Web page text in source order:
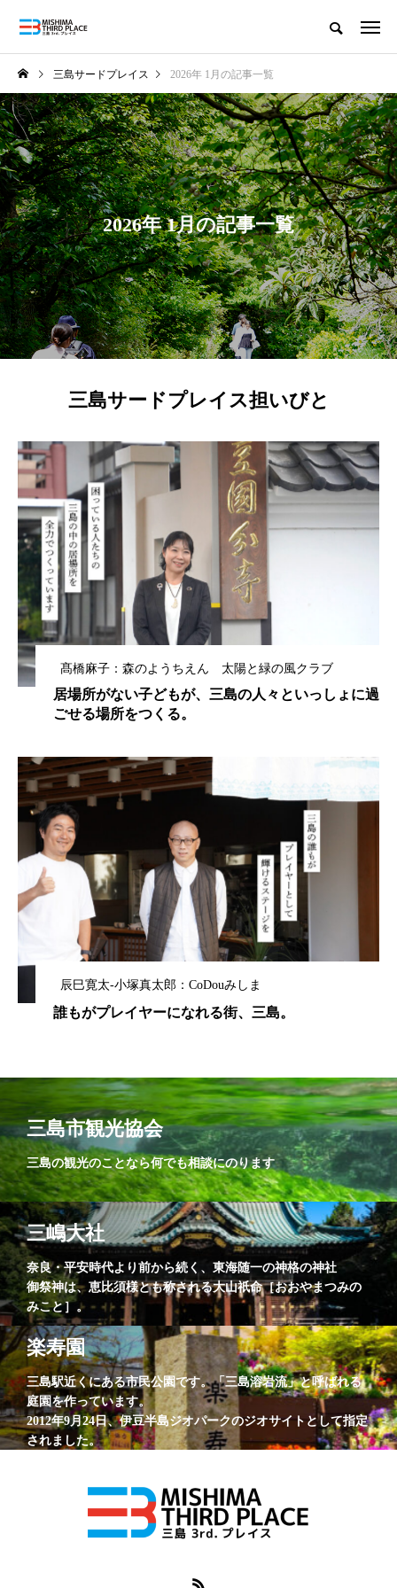
三島サードプレイス 2026年 1月の記事一覧
2026年 1月の記事一覧
三島サードプレイス担いびと
髙橋麻子：森のようちえん 太陽と緑の風クラブ
居場所がない子どもが、三島の人々といっしょに過
ごせる場所をつくる。
辰巳寛太-小塚真太郎：CoDouみしま
誰もがプレイヤーになれる街、三島。
三島市観光協会
三島の観光のことなら何でも相談にのります
三嶋大社
奈良・平安時代より前から続く、東海随一の神格の神社
御祭神は、恵比須様とも称される大山祇命［おおやまつみの
みこと］。
楽寿園
三島駅近くにある市民公園です。「三島溶岩流」と呼ばれる
庭園を作っています。
2012年9月24日、伊豆半島ジオパークのジオサイトとして指定
されました。